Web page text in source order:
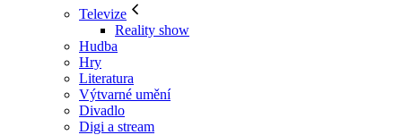
Televize
Reality show
Hudba
Hry
Literatura
Výtvarné umění
Divadlo
Digi a stream